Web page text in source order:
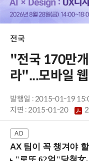
전국
"전국 170만
라"...모바일
발행일 : 2015-01-19
지면 :2015-01-20
AX 팀이 꼭 챙겨야 할 2선 : AI 핀